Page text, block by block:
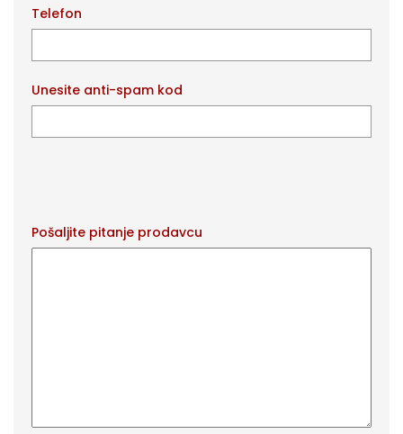
Telefon
Unesite anti-spam kod
Pošaljite pitanje prodavcu